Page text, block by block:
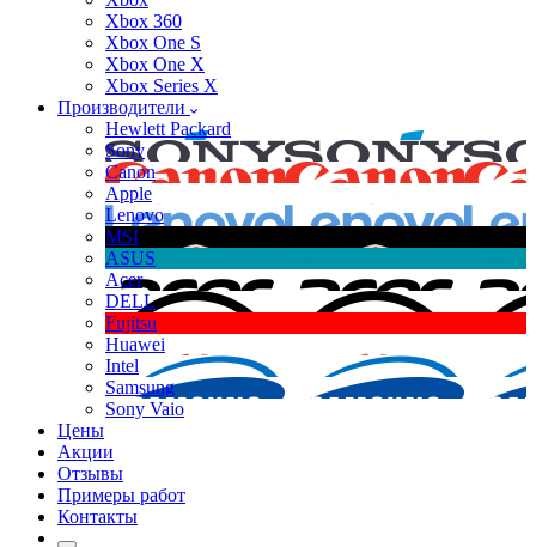
Xbox 360
Xbox One S
Xbox One X
Xbox Series X
Производители
Hewlett Packard
Sony
Canon
Apple
Lenovo
MSI
ASUS
Acer
DELL
Fujitsu
Huawei
Intel
Samsung
Sony Vaio
Цены
Акции
Отзывы
Примеры работ
Контакты